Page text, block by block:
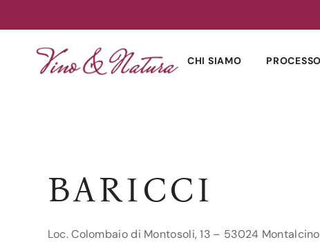
CHI SIAMO PROCESSO
BARICCI
Loc. Colombaio di Montosoli, 13 – 53024